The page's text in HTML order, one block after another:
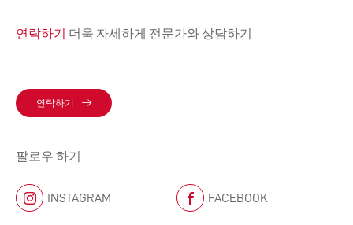
연락하기 더욱 자세하게 전문가와 상담하기
연락하기
팔로우 하기
INSTAGRAM FACEBOOK